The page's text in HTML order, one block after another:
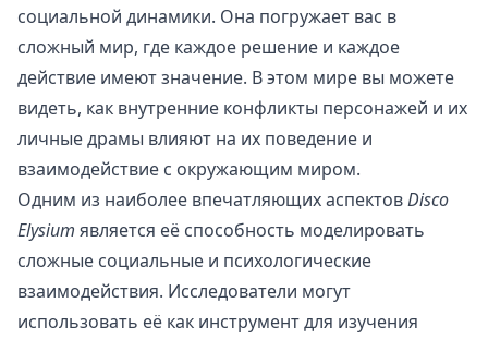
социальной динамики. Она погружает вас в
сложный мир, где каждое решение и каждое
действие имеют значение. В этом мире вы можете
видеть, как внутренние конфликты персонажей и их
личные драмы влияют на их поведение и
взаимодействие с окружающим миром.
Одним из наиболее впечатляющих аспектовDisco
Elysium является её способность моделировать
сложные социальные и психологические
взаимодействия. Исследователи могут
использовать её как инструмент для изучения